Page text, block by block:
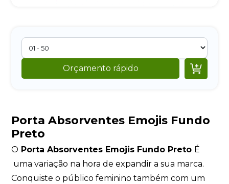
Orçamento rápido 
Porta Absorventes Emojis Fundo
Preto
O Porta Absorventes Emojis Fundo Preto É
uma variação na hora de expandir a sua marca.
Conquiste o público feminino também com um